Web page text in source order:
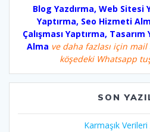
Blog Yazdırma, Web Sitesi
Yaptırma, Seo Hizmeti
Çalışması Yaptırma,
Alma ve daha fazlası için
köşedeki Whatsapp
SON
Karmaşık